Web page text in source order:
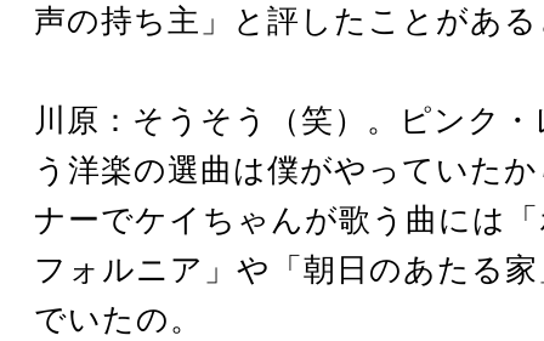
声の持ち主」と評したことがあ
川原：そうそう（笑）。ピンク
う洋楽の選曲は僕がやっていた
ナーでケイちゃんが歌う曲には
フォルニア」や「朝日のあたる
でいたの。